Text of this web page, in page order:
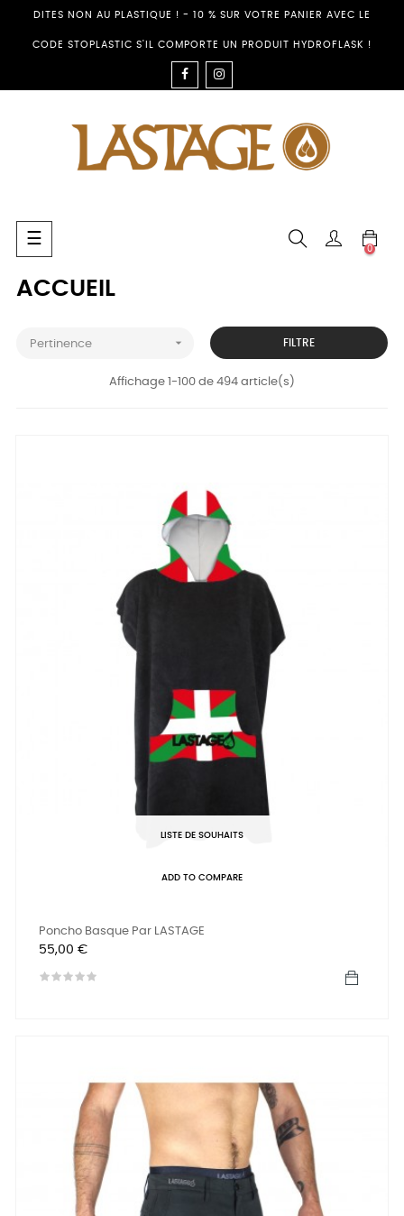
DITES NON AU PLASTIQUE ! - 10 % SUR VOTRE PANIER AVEC LE
CODE STOPLASTIC S'IL COMPORTE UN PRODUIT HYDROFLASK !
FACEBOOK
Basculer
la
☰
0
ACCUEIL
Pertinence  FILTRE
Affichage 1-100 de 494 article(s)
LISTE DE SOUHAITS
ADD TO COMPARE
Poncho Basque Par LASTAGE
Prix
55,00 €